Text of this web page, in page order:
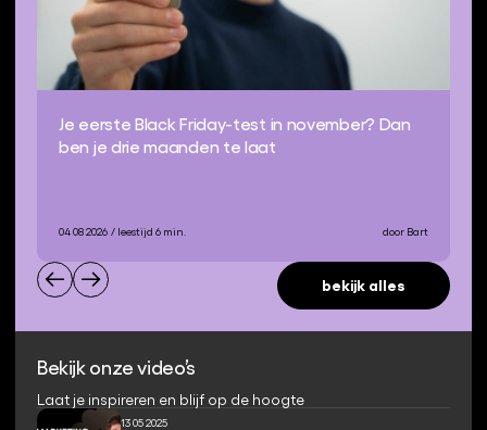
Je eerste Black Friday-test in november? Dan
ben je drie maanden te laat
04 08 2026 / leestijd 6 min. door Bart
bekijk alles
Bekijk onze video’s
Laat je inspireren en blijf op de hoogte
13 05 2025